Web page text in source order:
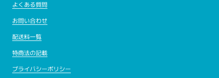
よくある質問
お問い合わせ
配送料一覧
特商法の記載
プライバシーポリシー